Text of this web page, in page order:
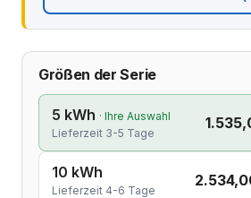
Größen der Serie
5 kWh · Ihre Auswahl
Lieferzeit 3-5 Tage
10 kWh
Lieferzeit 4-6 Tage